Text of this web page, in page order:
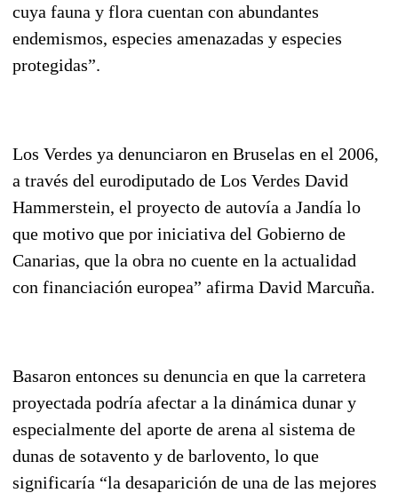
cuya fauna y flora cuentan con abundantes
endemismos, especies amenazadas y especies
protegidas”.
Los Verdes ya denunciaron en Bruselas en el 2006,
a través del eurodiputado de Los Verdes David
Hammerstein, el proyecto de autovía a Jandía lo
que motivo que por iniciativa del Gobierno de
Canarias, que la obra no cuente en la actualidad
con financiación europea” afirma David Marcuña.
Basaron entonces su denuncia en que la carretera
proyectada podría afectar a la dinámica dunar y
especialmente del aporte de arena al sistema de
dunas de sotavento y de barlovento, lo que
significaría “la desaparición de una de las mejores